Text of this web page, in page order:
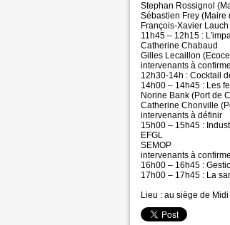
Stephan Rossignol
Sébastien Frey (Maire
François-Xavier
11h45 – 12h15 :
Catherine Chabaud
Gilles Lecaillon
intervenants à
12h30-14h : Cocktail
14h00 – 14h45 : Les
Norine Bank (Port de
Catherine Chonville
intervenants à définir
15h00 – 15h45 :
EFGL
SEMOP
intervenants à
16h00 – 16h45 :
17h00 – 17h45 : La
Lieu : au siège de